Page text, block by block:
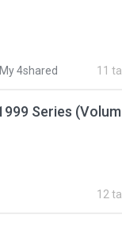
My 4shared 11
12